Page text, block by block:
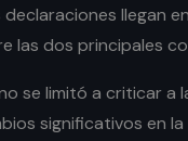
llegan
las dos principales
se limitó a criticar a
significativos en